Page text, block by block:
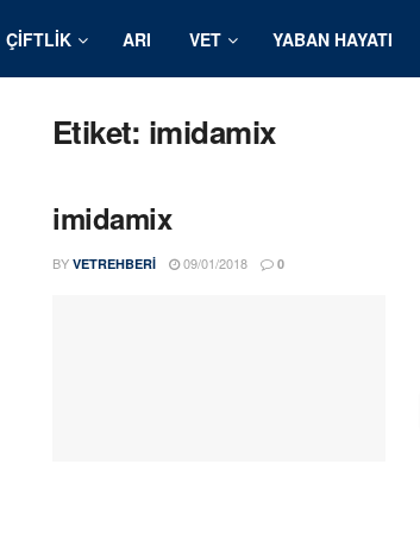
ÇIFTLIK ARI VET YABAN HAYATI
Etiket: imidamix
imidamix
BY VETREHBERI 09/01/2018 0